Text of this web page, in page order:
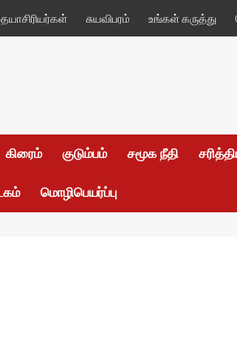
சுயவிபரம் உங்கள் கருத்து
கிரைம் குடும்பம் சமூக நீதி
மொழிபெயர்ப்பு